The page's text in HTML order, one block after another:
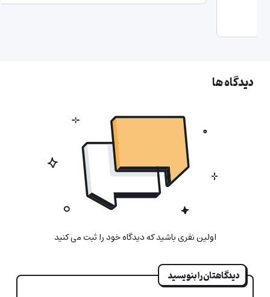
دیدگاه ها
اولین نفری باشید که دیدگاه خود را ثبت می کنید
دیدگاهتان را بنویسید